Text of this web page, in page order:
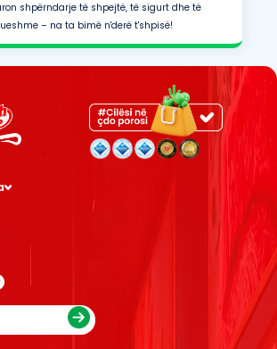
shpërndarje të shpejtë, të sigurt dhe të
– na ta bimë n'derë t'shpisë!